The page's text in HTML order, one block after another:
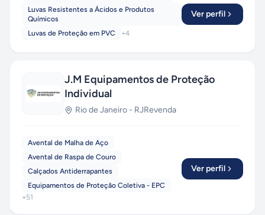
Luvas Resistentes a Ácidos e Produtos
Químicos
Luvas de Proteção em PVC
+4
Ver perfil
J.M Equipamentos de Proteção
Individual
Rio de Janeiro - RJRevenda
Avental de Malha de Aço
Avental de Raspa de Couro
Calçados Antiderrapantes
Equipamentos de Proteção Coletiva - EPC
+51
Ver perfil